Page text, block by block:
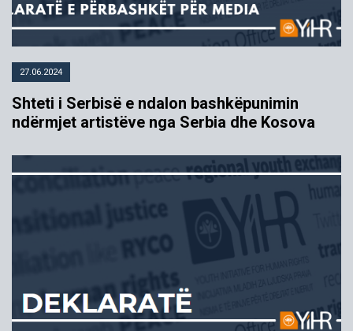
27.06.2024
Shteti i Serbisë e ndalon bashkëpunimin
ndërmjet artistëve nga Serbia dhe Kosova